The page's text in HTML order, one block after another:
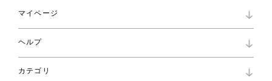
マイページ
ロイヤリティプログラム
パスワード再設定
ショッピングバッグ
ヘルプ
お問い合わせ
カテゴリ